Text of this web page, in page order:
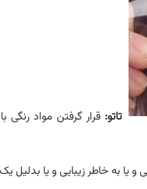
تاتو: قرار گرفتن مواد
و یا به خاطر زیبایی و یا